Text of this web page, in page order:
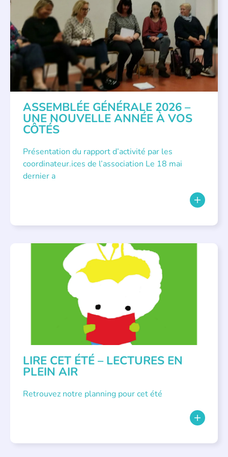
APPEL À SOUTIEN , VIE DE L'ASSOCIATION
ASSEMBLÉE GÉNÉRALE 2026 –
UNE NOUVELLE ANNÉE À VOS
CÔTÉS
Présentation du rapport d’activité par les
coordinateur.ices de l’association Le 18 mai
dernier a
BIBLIOTHÈQUES ÉVÉNEMENTS , LECTURE INDIVIDUALISÉE
LITTÉRATURE JEUNESSE
LIRE CET ÉTÉ – LECTURES EN
PLEIN AIR
Retrouvez notre planning pour cet été